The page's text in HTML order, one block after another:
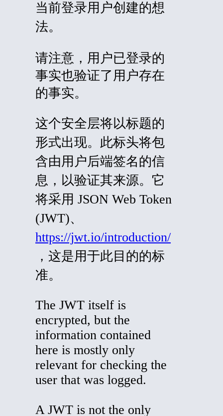
当前登录用户创建的想
法。
请注意，用户已登录的
事实也验证了用户存在
的事实。
这个安全层将以标题的
形式出现。此标头将包
含由用户后端签名的信
息，以验证其来源。它
将采用 JSON Web Token
(JWT)、
https://jwt.io/introduction/
，这是用于此目的的标
准。
The JWT itself is
encrypted, but the
information contained
here is mostly only
relevant for checking the
user that was logged.
A JWT is not the only